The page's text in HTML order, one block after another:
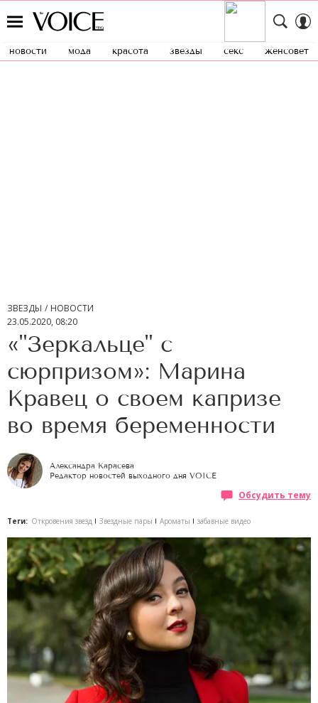
новости мода красота звезды секс женсовет
ЗВЕЗДЫ
НОВОСТИ
23.05.2020, 08:20
«"Зеркальце" с
сюрпризом»: Марина
Кравец о своем капризе
во время беременности
Александра Карасева
Редактор новостей выходного дня VOICE
Обсудить тему
Теги: Откровения звезд Звездные пары Ароматы забавные видео